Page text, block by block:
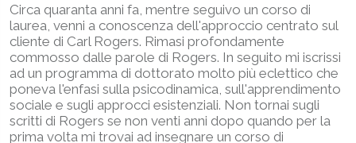
Circa quaranta anni fa, mentre seguivo un corso di
laurea, venni a conoscenza dell'approccio centrato sul
cliente di Carl Rogers. Rimasi profondamente
commosso dalle parole di Rogers. In seguito mi iscrissi
ad un programma di dottorato molto più eclettico che
poneva l'enfasi sulla psicodinamica, sull'apprendimento
sociale e sugli approcci esistenziali. Non tornai sugli
scritti di Rogers se non venti anni dopo quando per la
prima volta mi trovai ad insegnare un corso di